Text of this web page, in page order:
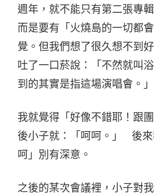
週年，就不能只有第二張專
而是要有「火燒島的一切都
覺。但我們想了很久想不到
吐了一口菸說：「不然就叫
到的其實是指這場演唱會。」
我就覺得「好像不錯耶！跟
後小子就：「呵呵。」 後
呵」別有深意。
之後的某次會議裡，小子對